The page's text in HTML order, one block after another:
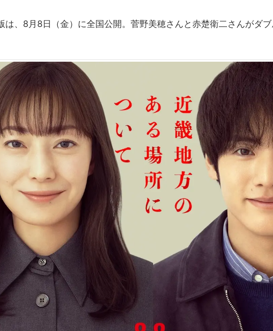
は、8月8日（金）に全国公開。菅野美穂さんと赤楚衛二さんがダ